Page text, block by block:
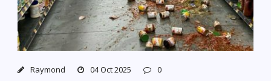
Raymond 04 Oct 2025 0